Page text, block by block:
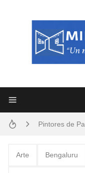
Pintores de
Arte Bengaluru